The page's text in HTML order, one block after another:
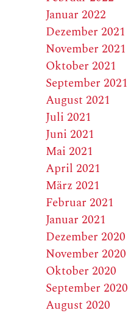
Januar 2022
Dezember 2021
November 2021
Oktober 2021
September 2021
August 2021
Juli 2021
Juni 2021
Mai 2021
April 2021
März 2021
Februar 2021
Januar 2021
Dezember 2020
November 2020
Oktober 2020
September 2020
August 2020